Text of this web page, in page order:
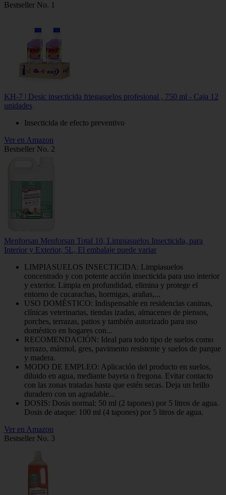
Bestseller No. 1
KH-7 | Desic insecticida friegasuelos profesional , 750 ml - Caja 12
unidades
Insecticida de efecto preventivo
Ver en Amazon
Bestseller No. 2
Menforsan Menforsan Total 10, Limpiasuelos Insecticida, para
Interior y Exterior, 5L, El embalaje puede variar
LIMPIASUELOS INSECTICIDA: Limpiasuelos
concentrado y con potente acción insecticida para uso interior
y exterior. Limpia en profundidad, elimina y protege el
entorno de cucarachas, hormigas, arañas,...
USO DOMÉSTICO: Indispensable en residencias caninas,
clínicas veterinarias, tiendas izadas, almacenes de piensos,
porches, terrazas, patios y también autorizado para uso
doméstico en hogares con...
RECOMENDACIÓN: Ideal para todo tipo de suelos como
terrazo, mármol, gres, pavimento resistente y suelos de parque
y madera.
MODO DE EMPLEO: Aplicación del producto en suelos,
diluido en agua, mediante bayeta o fregona. Evitar contacto
con las zonas tratadas hasta que estén secas. Deja un brillo
duradero con un agradable...
DOSIS: Dosis normal: 50 ml (2 tapones) por 5 litros de agua.
Dosis de ataque: 100 ml (4 tapones) por 5 litros de agua.
Ver en Amazon
Bestseller No. 3